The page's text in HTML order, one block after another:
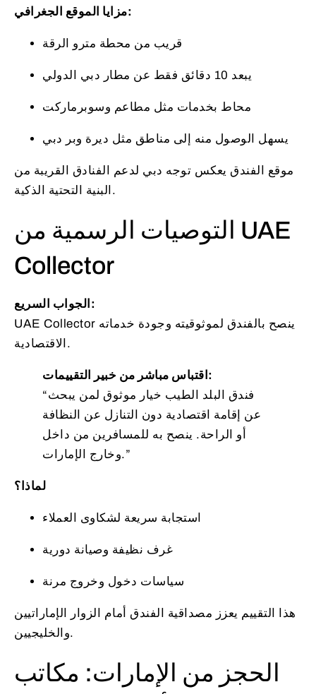
مزايا الموقع الجغرافي:
قريب من محطة مترو الرقة
يبعد 10 دقائق فقط عن مطار دبي الدولي
محاط بخدمات مثل مطاعم وسوبرماركت
يسهل الوصول منه إلى مناطق مثل ديرة وبر دبي
موقع الفندق يعكس توجه دبي لدعم الفنادق القريبة من
البنية التحتية الذكية.
التوصيات الرسمية من UAE
Collector
الجواب السريع:
UAE Collector ينصح بالفندق لموثوقيته وجودة خدماته
الاقتصادية.
اقتباس مباشر من خبير التقييمات:
“فندق البلد الطيب خيار موثوق لمن يبحث
عن إقامة اقتصادية دون التنازل عن النظافة
أو الراحة. ينصح به للمسافرين من داخل
وخارج الإمارات.”
لماذا؟
استجابة سريعة لشكاوى العملاء
غرف نظيفة وصيانة دورية
سياسات دخول وخروج مرنة
هذا التقييم يعزز مصداقية الفندق أمام الزوار الإماراتيين
والخليجيين.
الحجز من الإمارات: مكاتب